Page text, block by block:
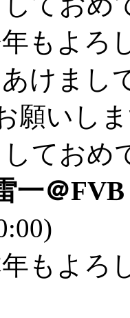
もよろ
あけま
願いし
ておめ
一＠FVB
年もよろ